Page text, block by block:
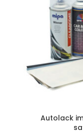
Autolack